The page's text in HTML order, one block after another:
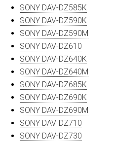
SONY DAV-DZ585K
SONY DAV-DZ590K
SONY DAV-DZ590M
SONY DAV-DZ610
SONY DAV-DZ640K
SONY DAV-DZ640M
SONY DAV-DZ685K
SONY DAV-DZ690K
SONY DAV-DZ690M
SONY DAV-DZ710
SONY DAV-DZ730